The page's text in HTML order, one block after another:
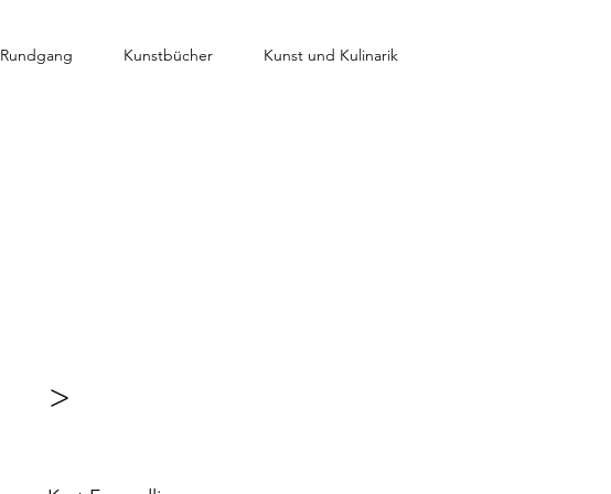
Rundgang Kunstbücher Kunst und Kulinarik
>